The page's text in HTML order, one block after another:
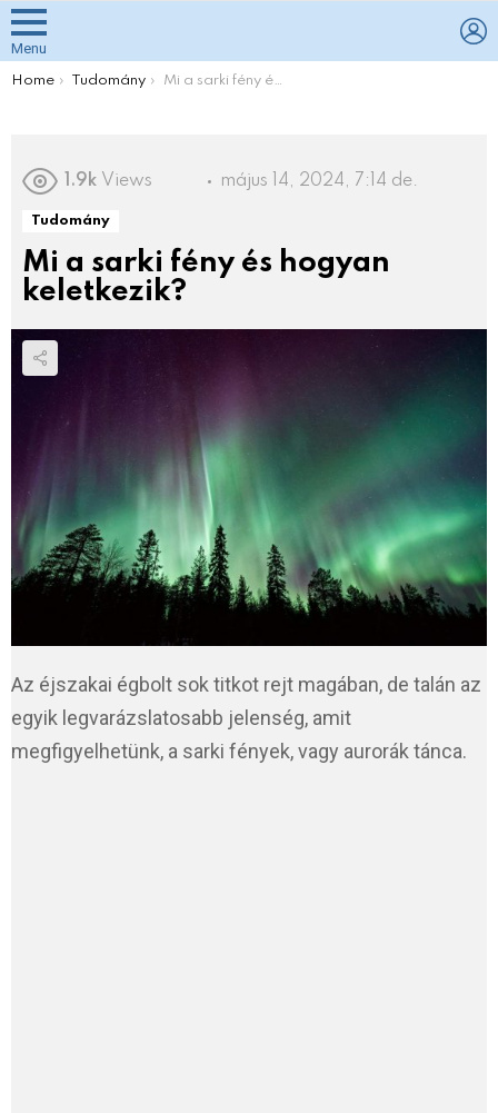
Menu
You are here:
Home Tudomány Mi a sarki fény és hogyan keletkezik?
1.9k Views május 14, 2024, 7:14 de.
Tudomány
Mi a sarki fény és hogyan
keletkezik?
Az éjszakai égbolt sok titkot rejt magában, de talán az
egyik legvarázslatosabb jelenség, amit
megfigyelhetünk, a sarki fények, vagy aurorák tánca.